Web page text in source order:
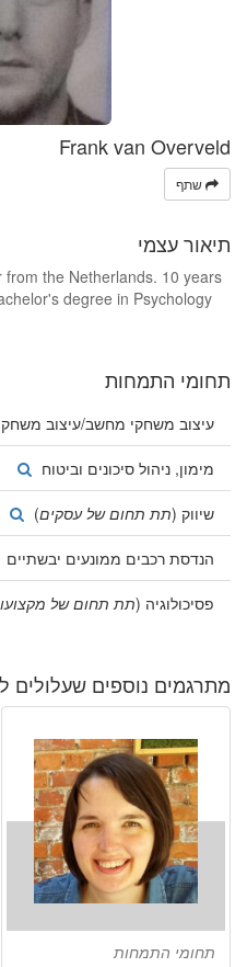
Frank van Overveld
שתף
תיאור עצמי
the Netherlands. 10 years
degree in Psychology
תחומי התמחות
עיצוב משחקי מחשב/עיצוב משחקי
מימון, ניהול סיכונים וביטוח
שיווק (תת תחום של עסקים)
הנדסת רכבים ממונעים יבשתיים
פסיכולוגיה (תת תחום של
מתרגמים נוספים שעלולים
תחומי התמחות